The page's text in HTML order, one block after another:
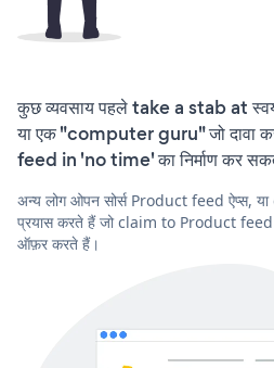
कुछ व्यवसाय पहले take a stab at
या एक "computer guru" जो दावा
feed in 'no time' का निर्माण कर
अन्य लोग ओपन सोर्स Product feed ऐप्स,
प्रयास करते हैं जो claim to Product
ऑफ़र करते हैं।